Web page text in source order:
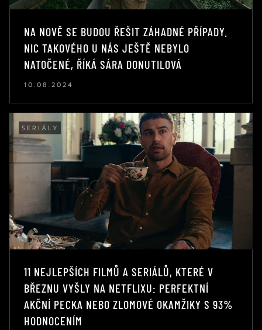
NA NOVĚ SE BUDOU ŘEŠIT ZÁHADNÉ PŘÍPADY.
NIC TAKOVÉHO U NÁS JEŠTĚ NEBYLO
NATOČENÉ, ŘÍKÁ SÁRA DONUTILOVÁ
10.08.2024
SERIÁLY
11 NEJLEPŠÍCH FILMŮ A SERIÁLŮ, KTERÉ V
BŘEZNU VYŠLY NA NETFLIXU: PERFEKTNÍ
AKČNÍ PECKA NEBO ZLOMOVÉ OKAMŽIKY S 93%
HODNOCENÍM